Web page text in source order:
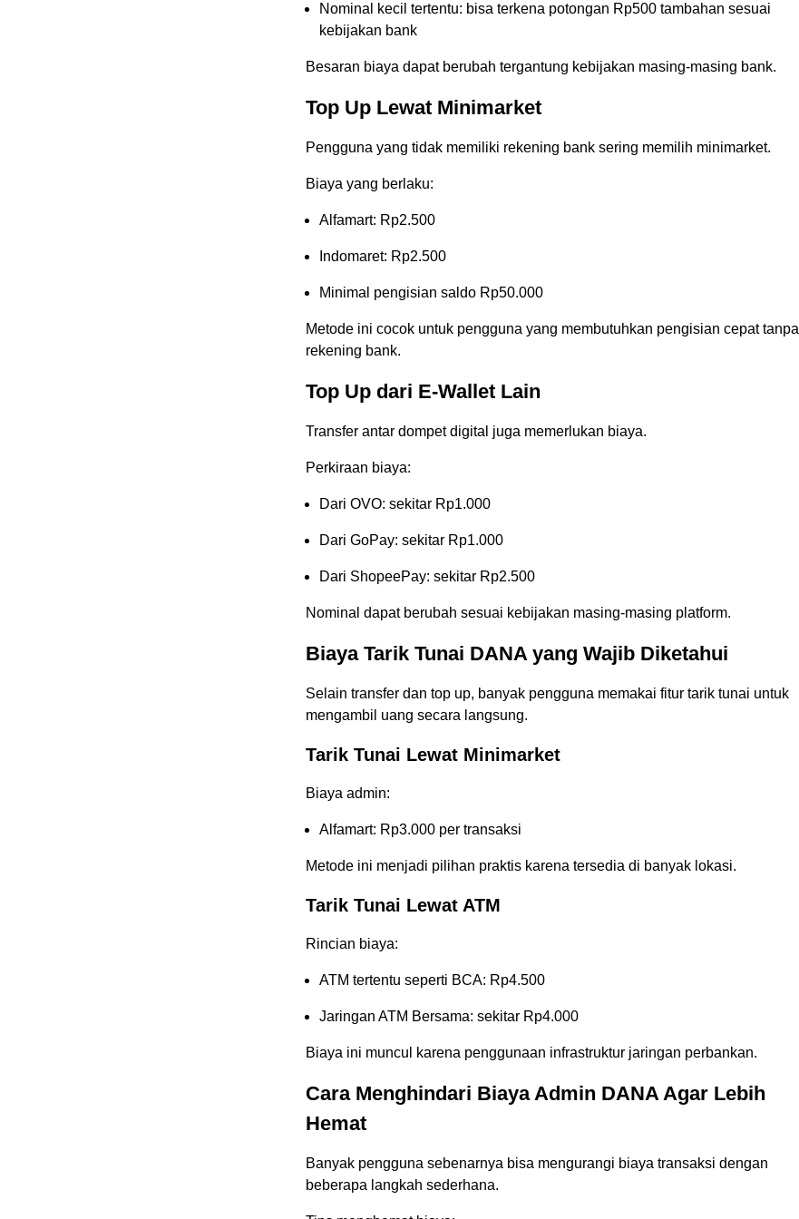
Nominal kecil tertentu: bisa terkena potongan Rp500 tambahan sesuai
kebijakan bank
Besaran biaya dapat berubah tergantung kebijakan masing-masing bank.
Top Up Lewat Minimarket
Pengguna yang tidak memiliki rekening bank sering memilih minimarket.
Biaya yang berlaku:
Alfamart: Rp2.500
Indomaret: Rp2.500
Minimal pengisian saldo Rp50.000
Metode ini cocok untuk pengguna yang membutuhkan pengisian cepat tanpa
rekening bank.
Top Up dari E-Wallet Lain
Transfer antar dompet digital juga memerlukan biaya.
Perkiraan biaya:
Dari OVO: sekitar Rp1.000
Dari GoPay: sekitar Rp1.000
Dari ShopeePay: sekitar Rp2.500
Nominal dapat berubah sesuai kebijakan masing-masing platform.
Biaya Tarik Tunai DANA yang Wajib Diketahui
Selain transfer dan top up, banyak pengguna memakai fitur tarik tunai untuk
mengambil uang secara langsung.
Tarik Tunai Lewat Minimarket
Biaya admin:
Alfamart: Rp3.000 per transaksi
Metode ini menjadi pilihan praktis karena tersedia di banyak lokasi.
Tarik Tunai Lewat ATM
Rincian biaya:
ATM tertentu seperti BCA: Rp4.500
Jaringan ATM Bersama: sekitar Rp4.000
Biaya ini muncul karena penggunaan infrastruktur jaringan perbankan.
Cara Menghindari Biaya Admin DANA Agar Lebih
Hemat
Banyak pengguna sebenarnya bisa mengurangi biaya transaksi dengan
beberapa langkah sederhana.